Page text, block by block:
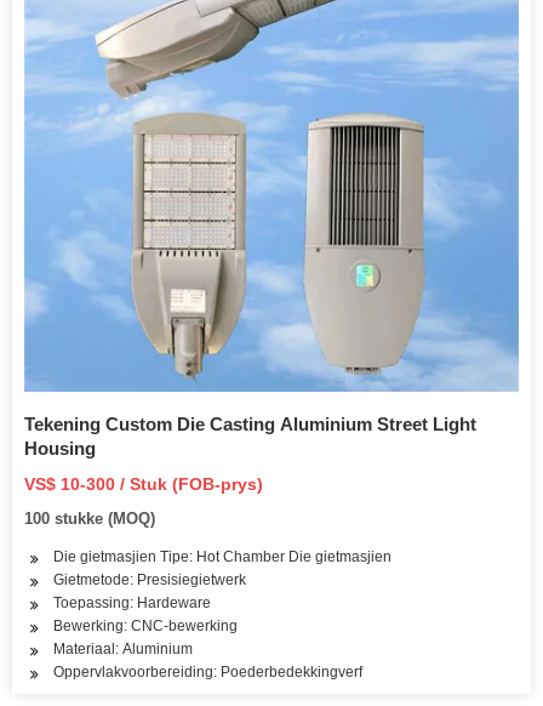
Tekening Custom Die Casting Aluminium Street Light
Housing
VS$ 10-300 / Stuk (FOB-prys)
100 stukke (MOQ)
Die gietmasjien Tipe: Hot Chamber Die gietmasjien
Gietmetode: Presisiegietwerk
Toepassing: Hardeware
Bewerking: CNC-bewerking
Materiaal: Aluminium
Oppervlakvoorbereiding: Poederbedekkingverf